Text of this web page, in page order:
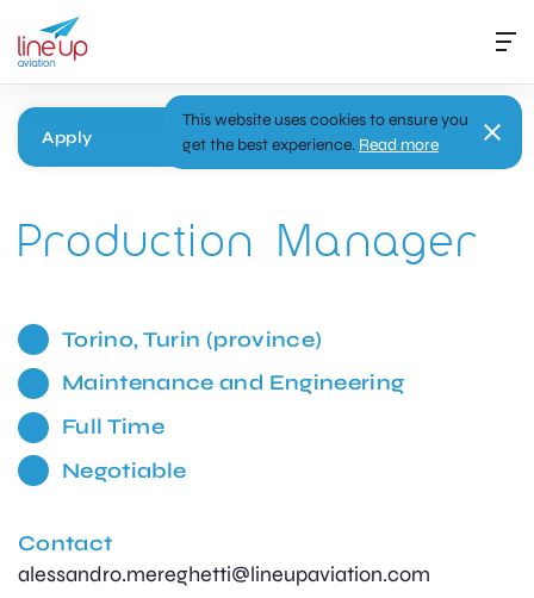
Apply
Production Manager
Torino, Turin (province)
Maintenance and Engineering
Full Time
Negotiable
Contact
alessandro.mereghetti@lineupaviation.com
This website uses cookies to ensure you
get the best experience. Read more